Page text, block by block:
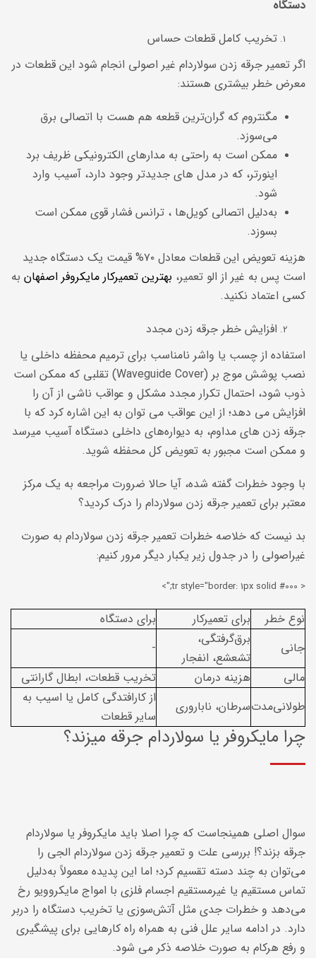
دستگاه
تخریب کامل قطعات حساس
اگر تعمیر جرقه زدن سولاردام غیر اصولی انجام شود این قطعات در
معرض خطر بیشتری هستند:
مگنتروم که گران‌ترین قطعه هم هست با اتصالی برق
می‌سوزد.
ممکن است به راحتی به مدارهای الکترونیکی ظریف برد
اینورتر، که در مدل های جدیدتر وجود دارد، آسیب وارد
شود.
به‌دلیل اتصالی کویل‌ها ، ترانس فشار قوی ممکن است
بسوزد.
هزینه تعویض این قطعات معادل ۷۰% قیمت یک دستگاه جدید
است پس به غیر از الو تعمیر، بهترین تعمیرکار مایکروفر اصفهان به
کسی اعتماد نکنید.
افزایش خطر جرقه زدن مجدد
استفاده از چسب یا واشر نامناسب برای ترمیم محفظه داخلی یا
نصب پوشش موج بر (Waveguide Cover) تقلبی که ممکن است
ذوب شود، احتمال تکرار مجدد مشکل و عواقب ناشی از آن را
افزایش می دهد؛ از این عواقب می توان به این اشاره کرد که با
جرقه زدن های مداوم، به دیواره‌های داخلی دستگاه آسیب میرسد
و ممکن است مجبور به تعویض کل محفظه شوید.
با وجود خطرات گفته شده، آیا حالا ضرورت مراجعه به یک مرکز
معتبر برای تعمیر جرقه زدن سولاردام را درک کردید؟
بد نیست که خلاصه خطرات تعمیر جرقه زدن سولاردام به صورت
غیراصولی را در جدول زیر یکبار دیگر مرور کنیم:
< tr style="border: 1px solid #000;">
نوع خطر برای تعمیرکار
برای دستگاه
جانی
برق‌گرفتگی،
تشعشع، انفجار
-
مالی
هزینه درمان
تخریب قطعات، ابطال گارانتی
طولانی‌مدتسرطان، ناباروری
از کارافتدگی کامل یا اسیب به
سایر قطعات
چرا مایکروفر یا سولاردام جرقه میزند؟
سوال اصلی همینجاست که چرا اصلا باید مایکروفر یا سولاردام
جرقه بزند؟! بررسی علت و تعمیر جرقه زدن سولاردام الجی را
می‌توان به چند دسته تقسیم کرد؛ اما این پدیده معمولاً به‌دلیل
تماس مستقیم یا غیرمستقیم اجسام فلزی با امواج مایکروویو رخ
می‌دهد و خطرات جدی مثل آتش‌سوزی یا تخریب دستگاه را دربر
دارد. در ادامه سایر علل فنی به همراه راه کارهایی برای پیشگیری
و رفع هرکام به صورت خلاصه ذکر می شود.